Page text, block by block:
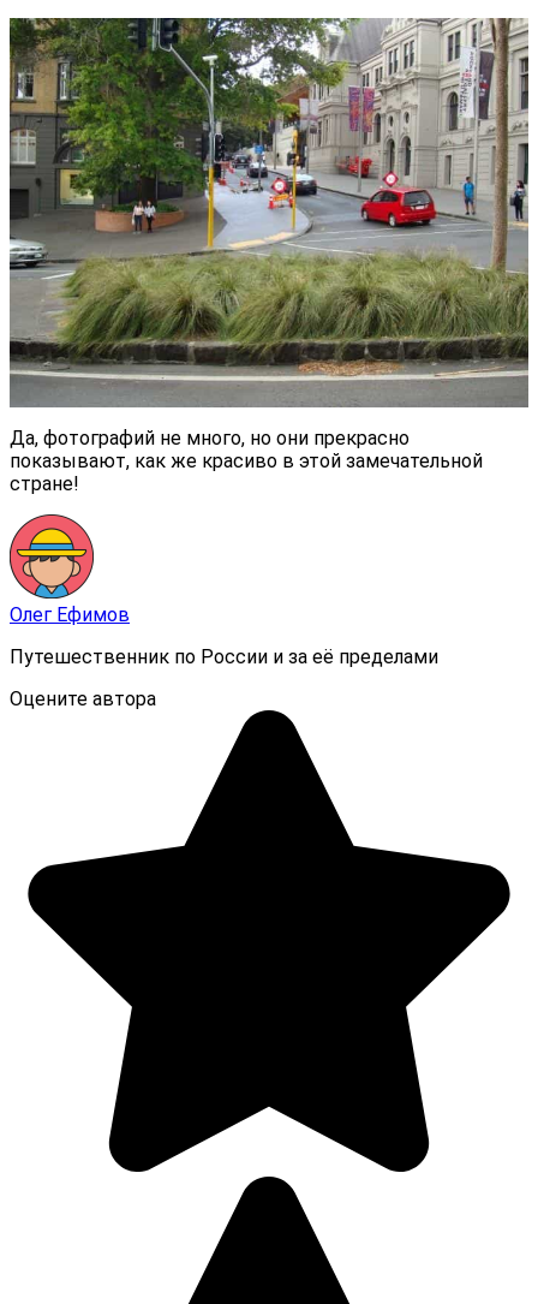
Да, фотографий не много, но они прекрасно
показывают, как же красиво в этой замечательной
стране!
Олег Ефимов
Путешественник по России и за её пределами
Оцените автора